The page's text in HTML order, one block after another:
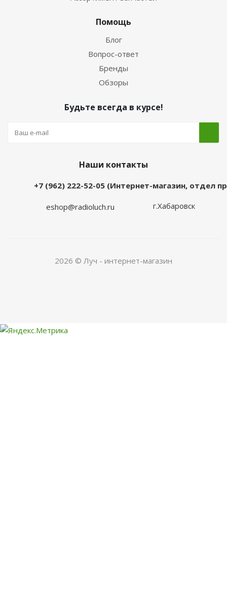
Помощь
Блог
Вопрос-ответ
Бренды
Обзоры
Будьте всегда в курсе!
Наши контакты
+7 (962) 222-52-05 (Интернет-магазин, отдел
eshop@radioluch.ru г.Хабаровск
2026 © Луч - интернет-магазин